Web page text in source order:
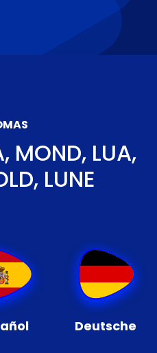
MOND, LUA,
LUNE
Deutsche